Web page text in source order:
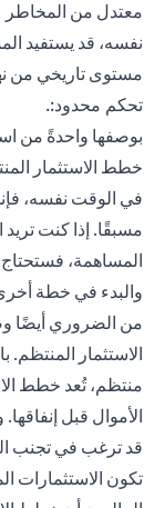
معتدل من
نفسه، قد يستفيد
مستوى تاريخي من
تحكم محدود:.
بوصفها واحدةً من
خطط الاستثمار
في الوقت نفسه،
مسبقًا. إذا كنت تريد
المساهمة، فستحتاج
والبدء في خطة
من الضروري أيضًا
الاستثمار
منتظم، تُعد خطط
الأموال قبل
قد ترغب في تجنب
تكون الاستثمارات